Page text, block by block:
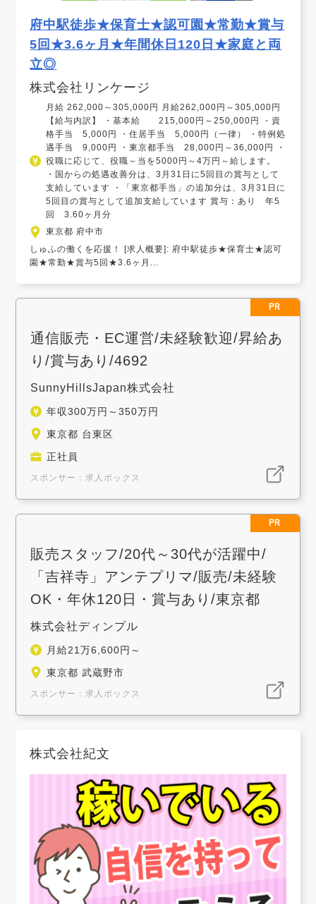
府中駅徒歩★保育士★認可園★常勤★賞与
5回★3.6ヶ月★年間休日120日★家庭と両
立◎
株式会社リンケージ
月給 262,000～305,000円 月給262,000円～305,000円
【給与内訳】 ・基本給 215,000円～250,000円 ・資
格手当 5,000円 ・住居手当 5,000円（一律） ・特例処
遇手当 9,000円 ・東京都手当 28,000円～36,000円 ・
役職に応じて、役職～当を5000円～4万円～給します。
・国からの処遇改善分は、3月31日に5回目の賞与として
支給しています ・「東京都手当」の追加分は、3月31日に
5回目の賞与として追加支給しています 賞与：あり 年5
回 3.60ヶ月分
東京都 府中市
しゅふの働くを応援！ [求人概要]: 府中駅徒歩★保育士★認可
園★常勤★賞与5回★3.6ヶ月...
PR
通信販売・EC運営/未経験歓迎/昇給あ
り/賞与あり/4692
SunnyHillsJapan株式会社
年収300万円～350万円
東京都 台東区
正社員
スポンサー：求人ボックス
PR
販売スタッフ/20代～30代が活躍中/
「吉祥寺」アンテプリマ/販売/未経験
OK・年休120日・賞与あり/東京都
株式会社ディンプル
月給21万6,600円～
東京都 武蔵野市
スポンサー：求人ボックス
株式会社紀文